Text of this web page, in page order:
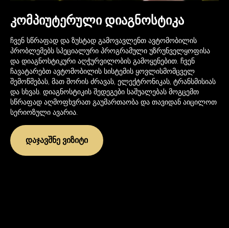
კომპიუტერული დიაგნოსტიკა
ჩვენ სწრაფად და ზუსტად გამოვავლენთ ავტომობილის
პრობლემებს სპეციალური პროგრამული უზრუნველყოფისა
და დიაგნოსტიკური აღჭურვილობის გამოყენებით. ჩვენ
ჩავატარებთ ავტომობილის სისტემის ყოვლისმომცველ
შემოწმებას, მათ შორის ძრავას, ელექტრონიკას, ტრანსმისიას
და სხვას. დიაგნოსტიკის შედეგები საშუალებას მოგცემთ
სწრაფად აღმოფხვრათ გაუმართაობა და თავიდან აიცილოთ
სერიოზული ავარია.
დაჯავშნე ვიზიტი